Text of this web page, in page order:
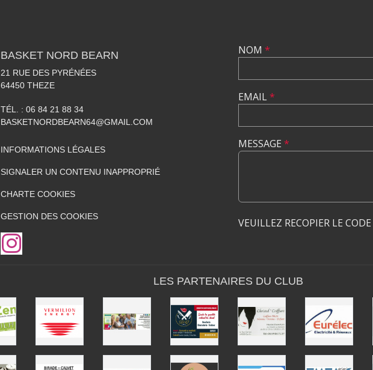
BASKET NORD BEARN
21 RUE DES PYRÉNÉES
64450 THEZE
TÉL. : 06 84 21 88 34
BASKETNORDBEARN64@GMAIL.COM
INFORMATIONS LÉGALES
SIGNALER UN CONTENU INAPPROPRIÉ
CHARTE COOKIES
GESTION DES COOKIES
NOM *
EMAIL*
MESSAGE *
VEUILLEZ RECOPIER LE CODE
LES PARTENAIRES DU CLUB